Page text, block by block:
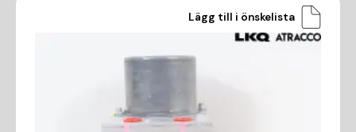
Lägg till i önskelista